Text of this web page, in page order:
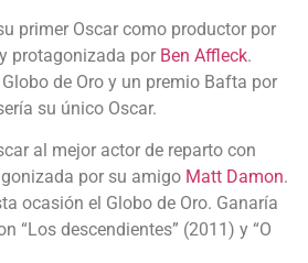
primer Oscar como productor por
protagonizada por Ben Affleck.
de Oro y un premio Bafta por
su único Oscar.
al mejor actor de reparto con
por su amigo Matt Damon.
ocasión el Globo de Oro. Ganaría
“Los descendientes” (2011) y “O